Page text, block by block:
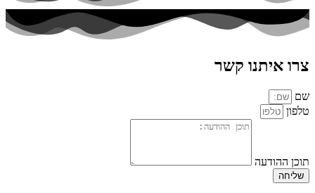
צרו איתנו קשר
שם
טלפון
תוכן ההודעה
שליחה